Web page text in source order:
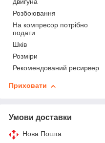
двигуна
Розбоювання
На компресор потрібно
подати
Шків
Розміри
Рекомендований ресирвер
Приховати
Умови доставки
Нова Пошта